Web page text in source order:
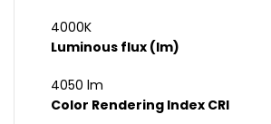
4000K
Luminous flux (lm)
4050 lm
Color Rendering Index CRI